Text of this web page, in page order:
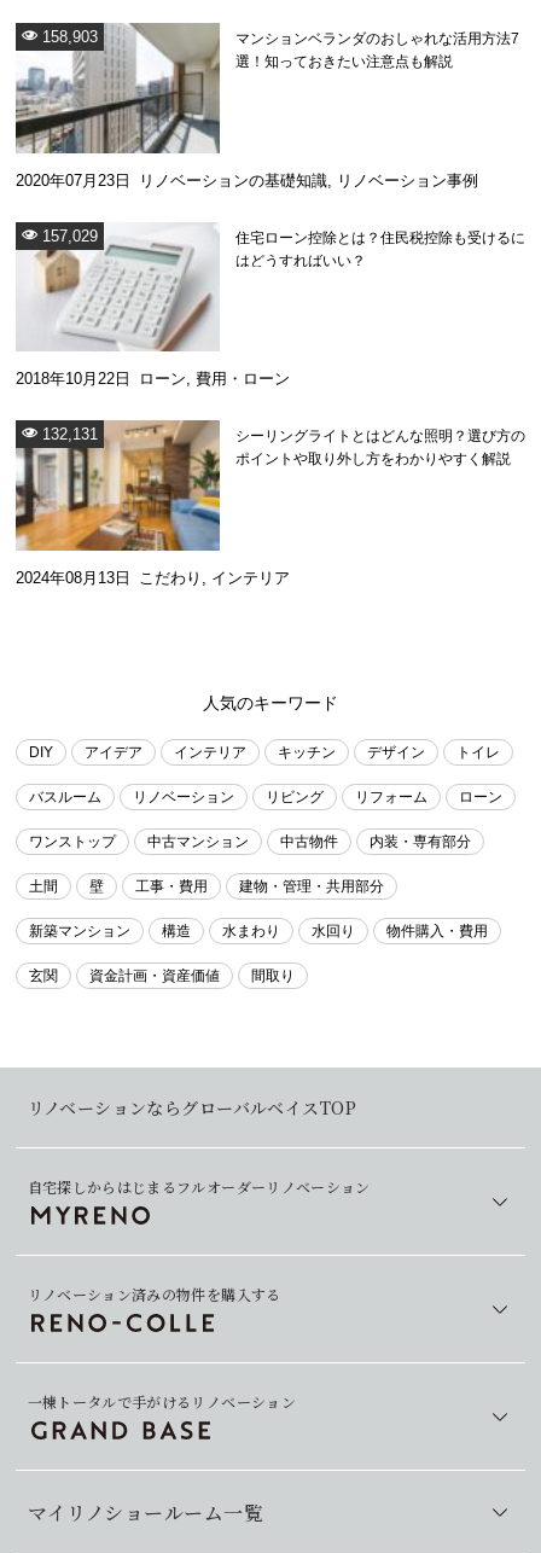
マンションベランダのおしゃれな活用方法7
選！知っておきたい注意点も解説
158,903
2020年07月23日 リノベーションの基礎知識, リノベーション事例
住宅ローン控除とは？住民税控除も受けるに
はどうすればいい？
157,029
2018年10月22日 ローン, 費用・ローン
シーリングライトとはどんな照明？選び方の
ポイントや取り外し方をわかりやすく解説
132,131
2024年08月13日 こだわり インテリア
人気のキーワード
DIY アイデア インテリア キッチン デザイン トイレ
バスルーム リノベーション リビング リフォーム ローン
ワンストップ 中古マンション 中古物件 内装・専有部分
土間 壁 工事・費用 建物・管理・共用部分
新築マンション 構造 水まわり 水回り 物件購入・費用
玄関 資金計画・資産価値 間取り
リノベーションならグローバルベイスTOP
自宅探しからはじまるフルオーダーリノベーション
マイリノショールーム一覧
リノベーション済みの物件を購入する
一棟トータルで手がけるリノベーション